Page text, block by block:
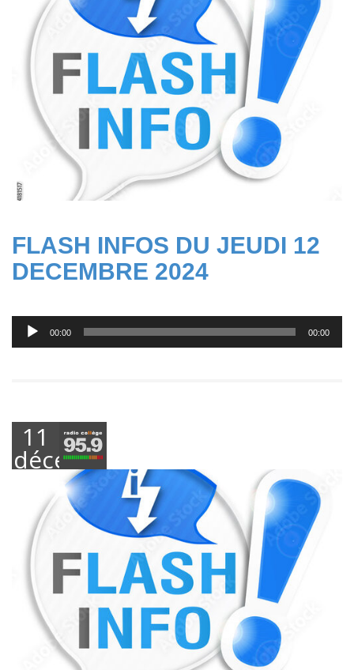
FLASH INFOS DU JEUDI 12
DECEMBRE 2024
Lecteur
audio
00:00 00:00
11
décembre
2024